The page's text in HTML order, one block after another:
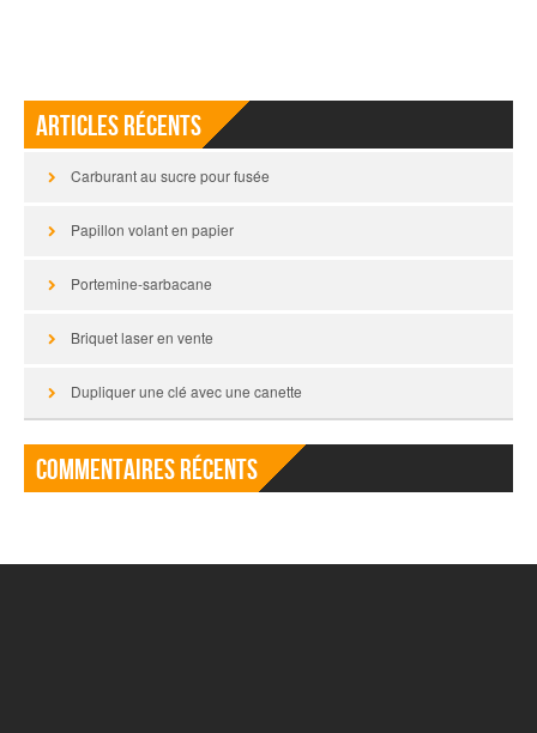
Articles récents
Carburant au sucre pour fusée
Papillon volant en papier
Portemine-sarbacane
Briquet laser en vente
Dupliquer une clé avec une canette
Commentaires récents